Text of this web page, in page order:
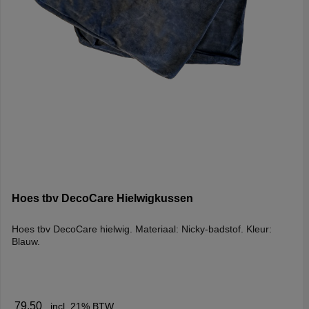
Hoes tbv DecoCare Hielwigkussen
Hoes tbv DecoCare hielwig. Materiaal: Nicky-badstof. Kleur:
Blauw.
79,50 incl. 21% BTW